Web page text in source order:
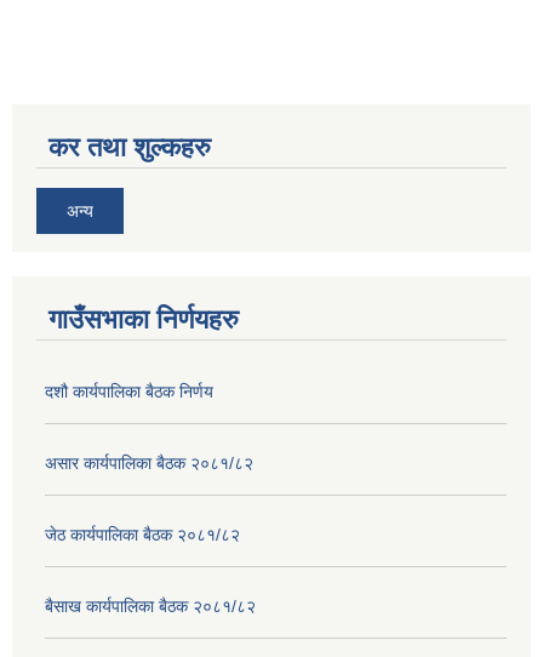
कर तथा शुल्कहरु
अन्य
गाउँसभाका निर्णयहरु
दशौ कार्यपालिका बैठक निर्णय
असार कार्यपालिका बैठक २०८१/८२
जेठ कार्यपालिका बैठक २०८१/८२
बैसाख कार्यपालिका बैठक २०८१/८२